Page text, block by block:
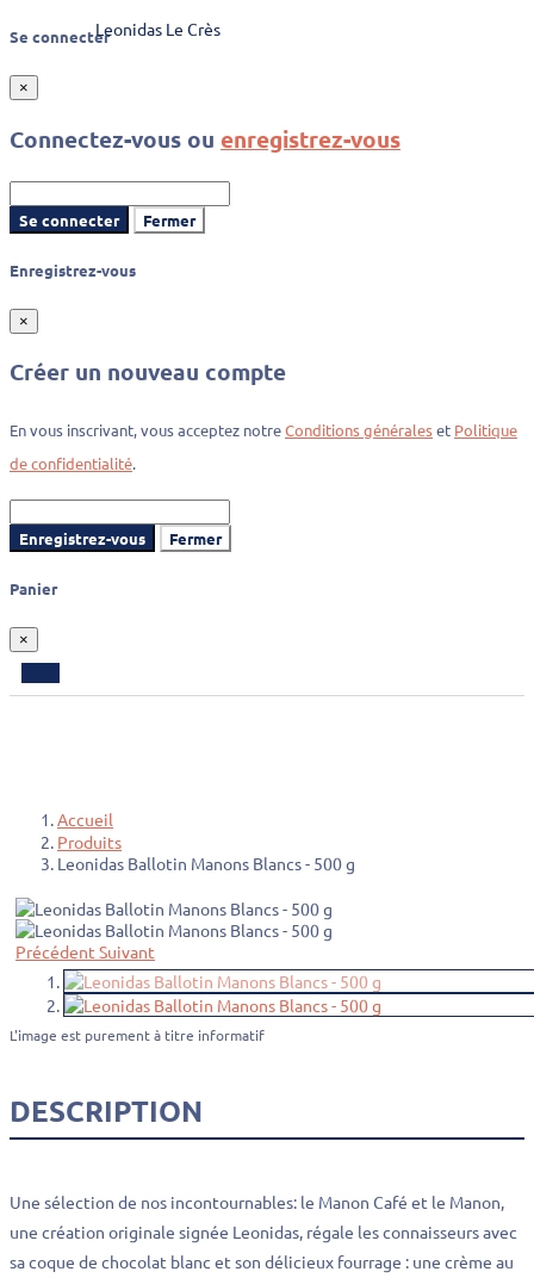
Se connecter
×
Connectez-vous ou enregistrez-vous
Se connecter Fermer
Enregistrez-vous
×
Créer un nouveau compte
En vous inscrivant, vous acceptez notreConditions généraleset Politique
de confidentialité.
Enregistrez-vous Fermer
Panier
×
Leonidas Le Crès
Accueil
Produits
Leonidas Ballotin Manons Blancs - 500 g
Précédent Suivant
L'image est purement à titre informatif
DESCRIPTION
Une sélection de nos incontournables: le Manon Café et le Manon,
une création originale signée Leonidas, régale les connaisseurs avec
sa coque de chocolat blanc et son délicieux fourrage : une crème au